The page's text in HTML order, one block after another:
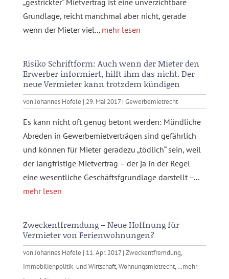
„gestrickter“ Mietvertrag ist eine unverzichtbare
Grundlage, reicht manchmal aber nicht, gerade
wenn der Mieter viel... mehr lesen
Risiko Schriftform: Auch wenn der Mieter den
Erwerber informiert, hilft ihm das nicht. Der
neue Vermieter kann trotzdem kündigen
vonJohannes Hofele | 29. Mai 2017| Gewerbemietrecht
Es kann nicht oft genug betont werden: Mündliche
Abreden in Gewerbemietverträgen sind gefährlich
und können für Mieter geradezu „tödlich“ sein, weil
der langfristige Mietvertrag – der ja in der Regel
eine wesentliche Geschäftsfgrundlage darstellt –...
mehr lesen
Zweckentfremdung – Neue Hoffnung für
Vermieter von Ferienwohnungen?
vonJohannes Hofele | 11. Apr. 2017| Zweckentfremdung,
Immobilienpolitik- und Wirtschaft,Wohnungsmietrecht, …mehr